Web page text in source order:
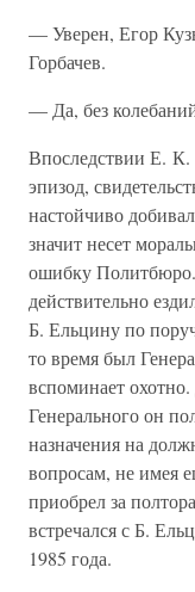
— Уверен, Егор
Горбачев.
— Да, без
Впоследствии Е. К.
эпизод,
настойчиво
значит несет
ошибку Политбюро.
действительно
Б. Ельцину по
то время был
вспоминает
Генерального он
назначения на
вопросам, не имея
приобрел за
встречался с Б.
1985 года.